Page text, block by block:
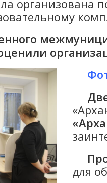
организована
для